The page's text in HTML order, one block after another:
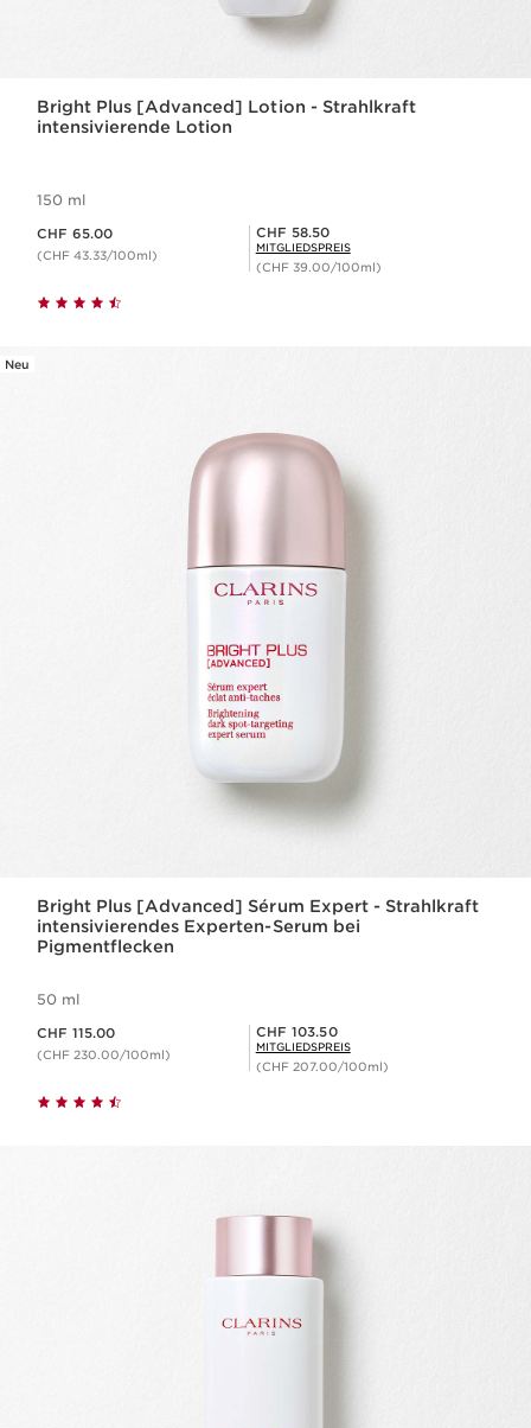
Bright Plus [Advanced] Lotion - Strahlkraft
intensivierende Lotion
150 ml
CHF 65.00
(CHF 43.33/100ml)
Mitgliederpreis CHF 58.50
CHF 58.50
MITGLIEDSPREIS
(CHF 39.00/100ml)
Neu
Bright Plus [Advanced] Sérum Expert - Strahlkraft
intensivierendes Experten-Serum bei
Pigmentflecken
50 ml
CHF 115.00
(CHF 230.00/100ml)
Mitgliederpreis CHF 103.50
CHF 103.50
MITGLIEDSPREIS
(CHF 207.00/100ml)